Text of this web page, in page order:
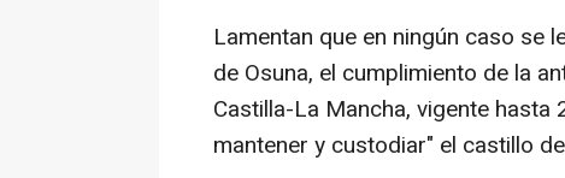
Lamentan que en ningún caso se
de Osuna, el cumplimiento de la
Castilla-La Mancha, vigente
mantener y custodiar" el castillo